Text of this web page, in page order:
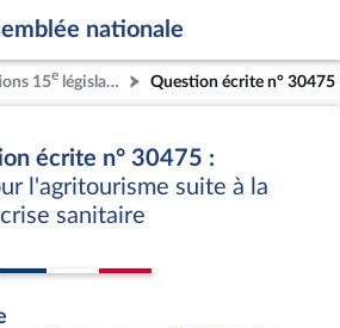
nationale
15e législature Question écrite n° 30475
écrite n° 30475 :
l'agritourisme suite à la
crise sanitaire